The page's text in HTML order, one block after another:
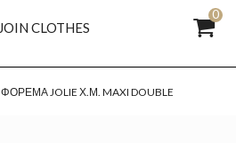
0
ΦΌΡΕΜΑ JOLIE Χ.Μ. MAXI DOUBLE